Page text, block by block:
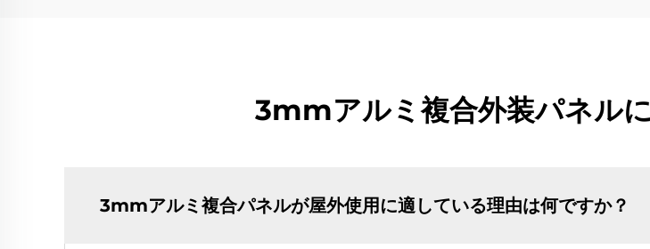
3mmアルミ複合外装パネル
3mmアルミ複合パネルが屋外使用に適している理由は何ですか？